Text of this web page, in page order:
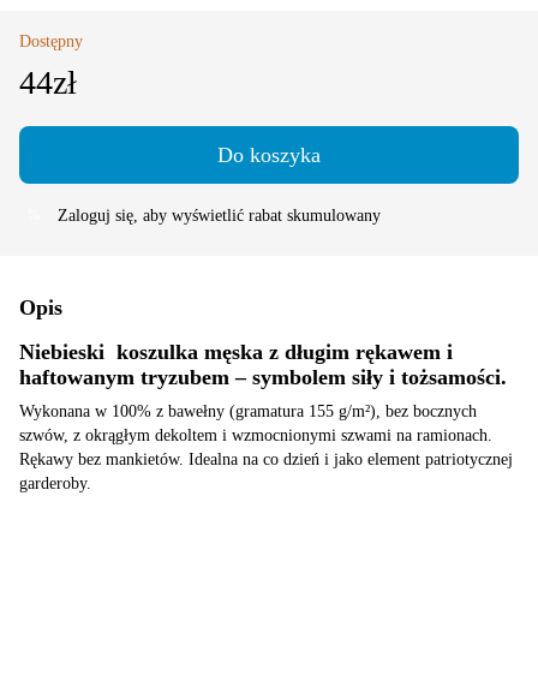
Dostępny
44zł
Do koszyka
Zaloguj się , aby wyświetlić rabat skumulowany
Opis
Niebieski koszulka męska z długim rękawem i
haftowanym tryzubem – symbolem siły i tożsamości.
Wykonana w 100% z bawełny (gramatura 155 g/m²), bez bocznych
szwów, z okrągłym dekoltem i wzmocnionymi szwami na ramionach.
Rękawy bez mankietów. Idealna na co dzień i jako element patriotycznej
garderoby.